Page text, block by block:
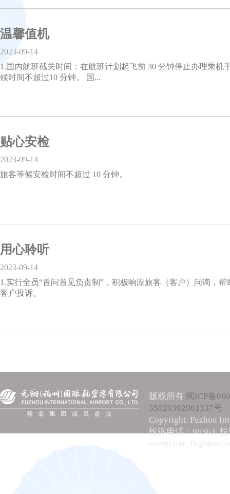
温馨值机
2023-09-14
1.国内航班截关时间：在航班计划起飞前 30 分钟停止办理乘
候时间不超过10 分钟。 国...
贴心安检
2023-09-14
旅客等候安检时间不超过 10 分钟。
用心聆听
2023-09-14
1.实行全员“首问首见负责制”，积极响应旅客（客户）问询，
客户投诉。
版权所有 闽ICP备
35020302001337号
Copyright. Fuzhou
投诉电话：96363